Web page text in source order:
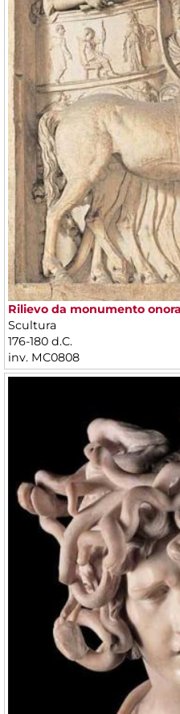
Rilievo da monumento
Scultura
176-180 d.C.
inv. MC0808